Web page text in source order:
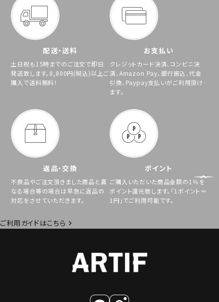
配送・送料
土日祝も15時までのご注文で即日
発送致します。8,800円(税込)以上ご
購入で送料無料！
お支払い
クレジットカード決済、コンビニ決
済、Amazon Pay、銀行振込、代金
引換、Paypay支払いがご利用頂け
ます。
返品・交換
不良品やご注文頂きました商品と異
なる場合等の場合は早急に返品の
対応をさせていただきます。
ポイント
ご購入いただいた商品金額の1％を
ポイント還元致します。「1ポイント＝
1円」でご利用可能です。
ご利用ガイドはこちら